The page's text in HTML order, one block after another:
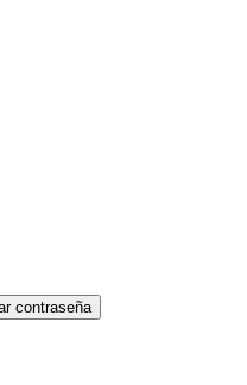
contraseña